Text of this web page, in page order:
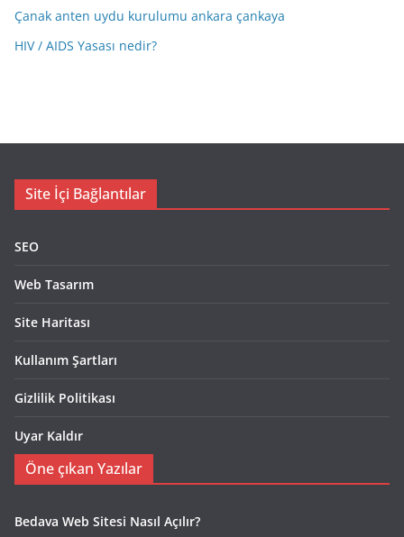
Çanak anten uydu kurulumu ankara çankaya
HIV / AIDS Yasası nedir?
Site İçi Bağlantılar
SEO
Web Tasarım
Site Haritası
Kullanım Şartları
Gizlilik Politikası
Uyar Kaldır
Öne çıkan Yazılar
Bedava Web Sitesi Nasıl Açılır?